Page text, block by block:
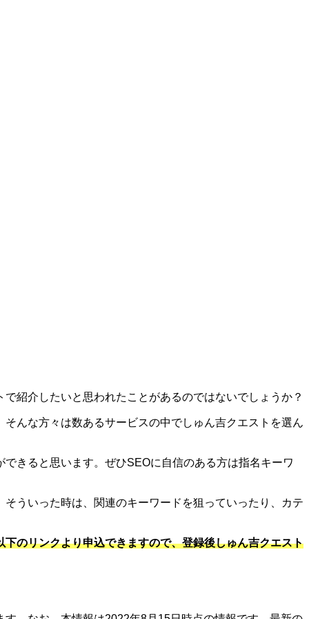
紹介したいと思われたことがあるのではないでしょうか？
んな方々は数あるサービスの中でしゅん吉クエストを選ん
きると思います。ぜひSEOに自信のある方は指名キーワ
ういった時は、関連のキーワードを狙っていったり、カテ
のリンクより申込できますので、登録後しゅん吉クエスト